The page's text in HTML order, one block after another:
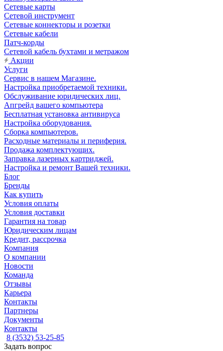
Сетевые карты
Сетевой инструмент
Сетевые коннекторы и розетки
Сетевые кабели
Патч-корды
Сетевой кабель бухтами и метражом
Акции
Услуги
Сервис в нашем Магазине.
Настройка приобретаемой техники.
Обслуживание юридических лиц.
Апгрейд вашего компьютера
Бесплатная установка антивируса
Настройка оборудования.
Сборка компьютеров.
Расходные материалы и периферия.
Продажа комплектующих.
Заправка лазерных картриджей.
Настройка и ремонт Вашей техники.
Блог
Бренды
Как купить
Условия оплаты
Условия доставки
Гарантия на товар
Юридическим лицам
Кредит, рассрочка
Компания
О компании
Новости
Команда
Отзывы
Карьера
Контакты
Партнеры
Документы
Контакты
8 (3532) 53-25-85
Задать вопрос